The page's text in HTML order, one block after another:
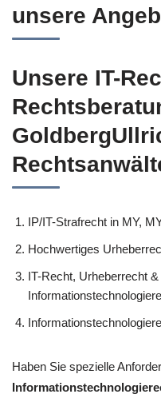
unsere
Unsere IT-
IP/IT-Strafrecht in MY,
Hochwertiges
IT-Recht, Urheberrecht
Haben Sie spezielle